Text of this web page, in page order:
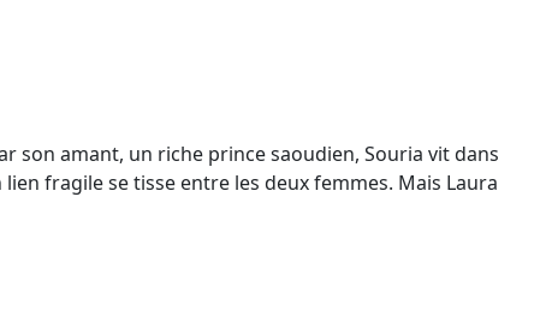
son amant, un riche prince saoudien, Souria vit dans
fragile se tisse entre les deux femmes. Mais Laura